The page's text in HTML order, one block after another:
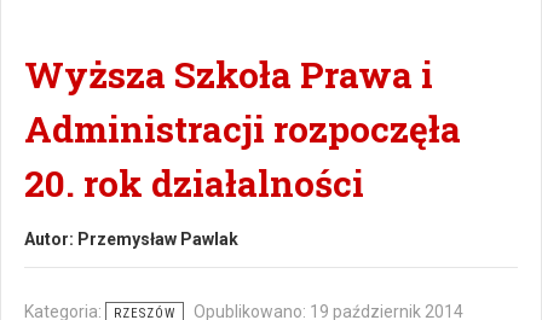
Wyższa Szkoła Prawa i
Administracji rozpoczęła
20. rok działalności
Autor: Przemysław Pawlak
Kategoria: RZESZÓW
Opublikowano: 19 październik 2014